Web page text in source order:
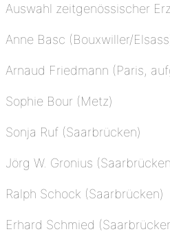
Auswahl zeitgenössischer
Anne Basc (Bouxwiller/
Arnaud Friedmann (Paris,
Sophie Bour (Metz)
Sonja Ruf (Saarbrücken)
Jörg W. Gronius
Ralph Schock (Saarbrücken)
Erhard Schmied